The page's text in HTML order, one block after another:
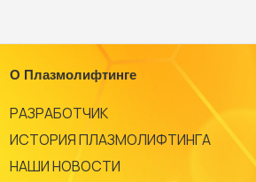
О Плазмолифтинге
РАЗРАБОТЧИК
ИСТОРИЯ ПЛАЗМОЛИФТИНГА
НАШИ НОВОСТИ